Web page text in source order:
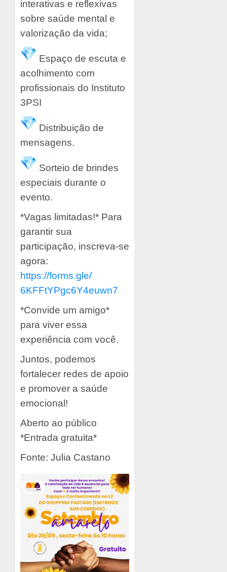
interativas e reflexivas
sobre saúde mental e
valorização da vida;
Espaço de escuta e
acolhimento com
profissionais do Instituto
3PSI
Distribuição de
mensagens.
Sorteio de brindes
especiais durante o
evento.
*Vagas limitadas!* Para
garantir sua
participação, inscreva-se
agora:
https://forms.gle/
6KFFtYPgc6Y4euwn7
*Convide um amigo*
para viver essa
experiência com você.
Juntos, podemos
fortalecer redes de apoio
e promover a saúde
emocional!
Aberto ao público
*Entrada gratuita*
Fonte: Julia Castano